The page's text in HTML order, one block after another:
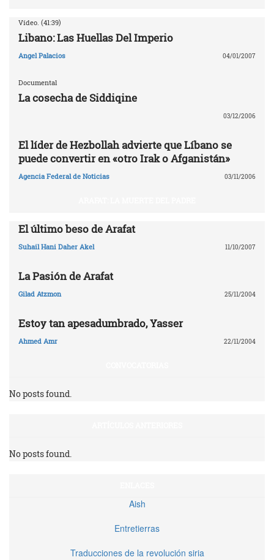
Vídeo. (41:39)
Libano: Las Huellas Del Imperio
Angel Palacios 04/01/2007
Documental
La cosecha de Siddiqine
03/12/2006
El líder de Hezbollah advierte que Líbano se
puede convertir en «otro Irak o Afganistán»
Agencia Federal de Noticias 03/11/2006
El último beso de Arafat
Suhail Hani Daher Akel 11/10/2007
La Pasión de Arafat
Gilad Atzmon 25/11/2004
Estoy tan apesadumbrado, Yasser
Ahmed Amr 22/11/2004
No posts found.
No posts found.
Aish
Entretierras
Traducciones de la revolución siria